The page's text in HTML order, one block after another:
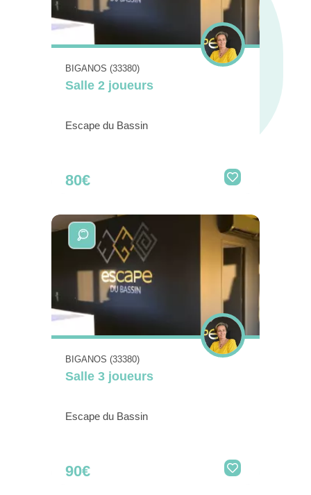
BIGANOS (33380)
Salle 2 joueurs
Escape du Bassin
80€
BIGANOS (33380)
Salle 3 joueurs
Escape du Bassin
90€